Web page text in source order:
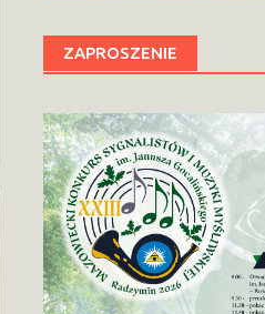
ZAPROSZENIE